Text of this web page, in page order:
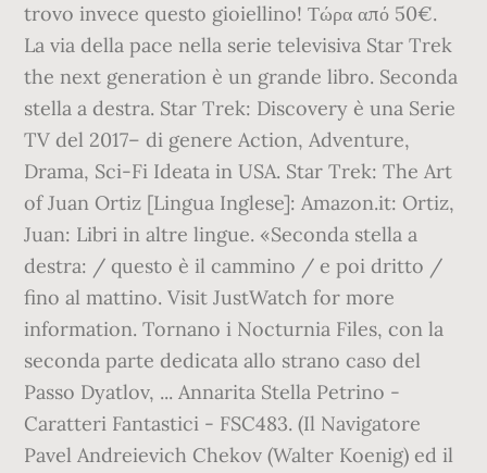
trovo invece questo gioiellino! Τώρα από 50€.
La via della pace nella serie televisiva Star Trek
the next generation è un grande libro. Seconda
stella a destra. Star Trek: Discovery è una Serie
TV del 2017– di genere Action, Adventure,
Drama, Sci-Fi Ideata in USA. Star Trek: The Art
of Juan Ortiz [Lingua Inglese]: Amazon.it: Ortiz,
Juan: Libri in altre lingue. «Seconda stella a
destra: / questo è il cammino / e poi dritto /
fino al mattino. Visit JustWatch for more
information. Tornano i Nocturnia Files, con la
seconda parte dedicata allo strano caso del
Passo Dyatlov, ... Annarita Stella Petrino -
Caratteri Fantastici - FSC483. (Il Navigatore
Pavel Andreievich Chekov (Walter Koenig) ed il